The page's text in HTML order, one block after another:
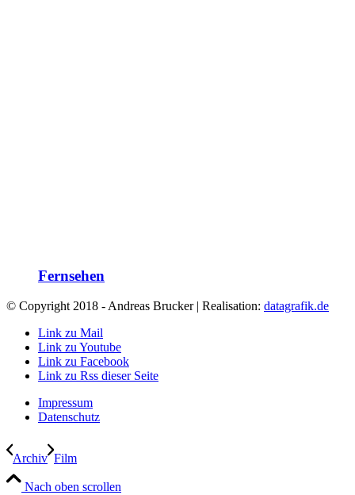
Fernsehen
© Copyright 2018 - Andreas Brucker | Realisation: datagrafik.de
Link zu Mail
Link zu Youtube
Link zu Facebook
Link zu Rss dieser Seite
Impressum
Datenschutz
Archiv Film
Nach oben scrollen